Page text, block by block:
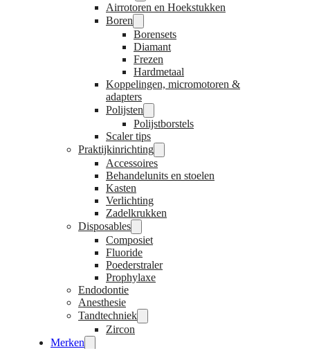
Airrotoren en Hoekstukken
Boren
Borensets
Diamant
Frezen
Hardmetaal
Koppelingen, micromotoren &
adapters
Polijsten
Polijstborstels
Scaler tips
Praktijkinrichting
Accessoires
Behandelunits en stoelen
Kasten
Verlichting
Zadelkrukken
Disposables
Composiet
Fluoride
Poederstraler
Prophylaxe
Endodontie
Anesthesie
Tandtechniek
Zircon
Merken